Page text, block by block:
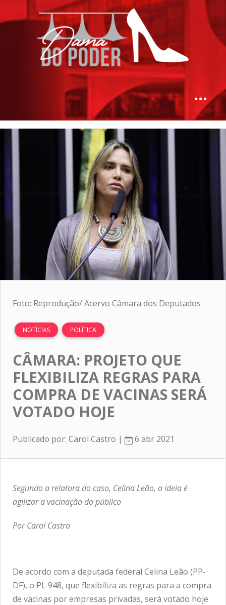
Foto: Reprodução/ Acervo Câmara dos Deputados
NOTÍCIAS POLÍTICA
CÂMARA: PROJETO QUE
FLEXIBILIZA REGRAS PARA
COMPRA DE VACINAS SERÁ
VOTADO HOJE
Publicado por: Carol Castro | 6 abr 2021
Segundo a relatora do caso, Celina Leão, a ideia é
agilizar a vacinação do público
Por Carol Castro
De acordo com a deputada federal Celina Leão (PP-
DF), o PL 948, que flexibiliza as regras para a compra
de vacinas por empresas privadas, será votado hoje